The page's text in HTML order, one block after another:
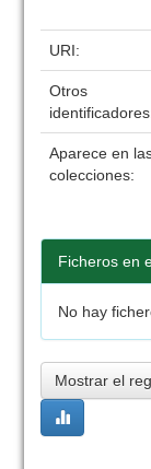
URI:
Otros
Aparece en
colecciones:
Ficheros en
No hay
Mostrar el